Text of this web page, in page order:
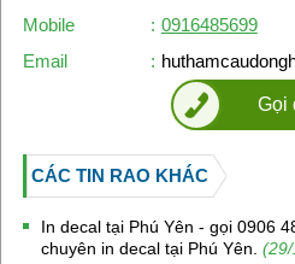
Mobile
: 0916485699
Email
:
Gọi
CÁC TIN RAO KHÁC
In decal tại Phú Yên - gọi 0906
chuyên in decal tại Phú Yên.